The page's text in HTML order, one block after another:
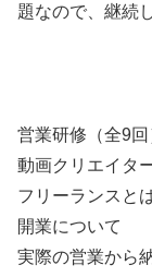
題なので、継続
営業研修（全9回
動画クリエイタ
フリーランスと
開業について
実際の営業から